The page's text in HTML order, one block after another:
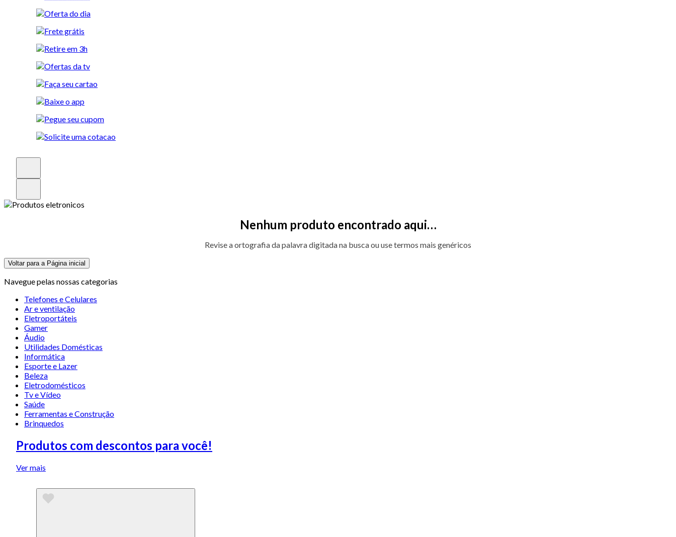
Nenhum produto encontrado aqui…
Revise a ortografia da palavra digitada na busca ou use termos mais genéricos
Voltar para a Página inicial
Navegue pelas nossas categorias
Telefones e Celulares
Ar e ventilação
Eletroportáteis
Gamer
Áudio
Utilidades Domésticas
Informática
Esporte e Lazer
Beleza
Eletrodomésticos
Tv e Vídeo
Saúde
Ferramentas e Construção
Brinquedos
Produtos com descontos para você!
Ver mais